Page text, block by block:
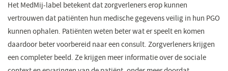
Het MedMij-label betekent dat zorgverleners erop kunnen
vertrouwen dat patiënten hun medische gegevens veilig in hun PGO
kunnen ophalen. Patiënten weten beter wat er speelt en komen
daardoor beter voorbereid naar een consult. Zorgverleners krijgen
een completer beeld. Ze krijgen meer informatie over de sociale